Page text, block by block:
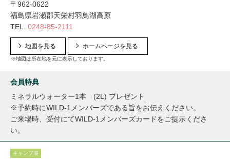
〒962-0622
福島県岩瀬郡天栄村羽鳥湖高原
TEL. 0248-85-2111
地図を見る
※地図は所在地を元に表示しております。
ホームページを見る
会員特典
ミネラルウォーター1本 (2L) プレゼント
※予約時にWILD-1メンバーズである旨をお伝えください。
ご来場時、受付にてWILD-1メンバーズカードをご提示くださ
い。
キャンプ場